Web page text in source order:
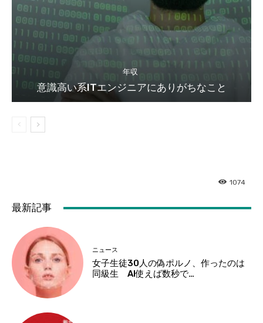
年収
意識高い系ITエンジニアにありがちなこと
1074
最新記事
ニュース
女子生徒30人の偽ポルノ、作ったのは
同級生 AI使えば数秒で…